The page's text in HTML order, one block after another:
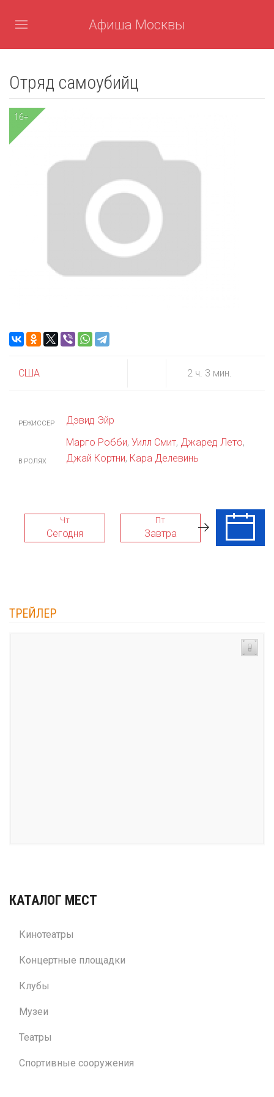
Афиша Москвы
Отряд самоубийц
16+
США 2 ч. 3 мин.
РЕЖИССЕР Дэвид Эйр
В РОЛЯХ
Марго Робби, Уилл Смит, Джаред Лето,
Джай Кортни, Кара Делевинь
Чт
Сегодня
Пт
Завтра
Сб
ТРЕЙЛЕР
КАТАЛОГ МЕСТ
Кинотеатры
Концертные площадки
Клубы
Музеи
Театры
Спортивные сооружения